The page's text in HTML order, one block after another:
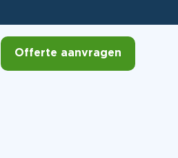
Offerte aanvragen